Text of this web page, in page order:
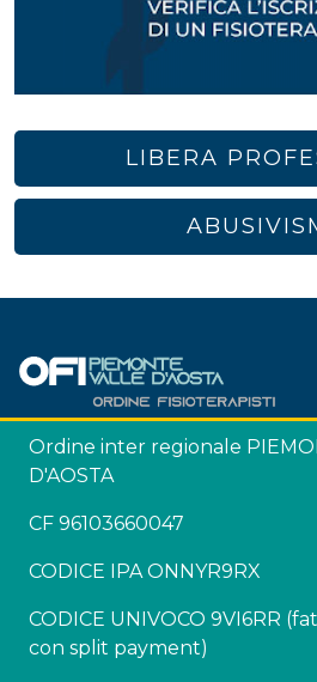
LIBERA
Ordine inter regionale
D'AOSTA
CF 96103660047
CODICE IPA ONNYR9RX
CODICE UNIVOCO 9VI6RR
con split payment)